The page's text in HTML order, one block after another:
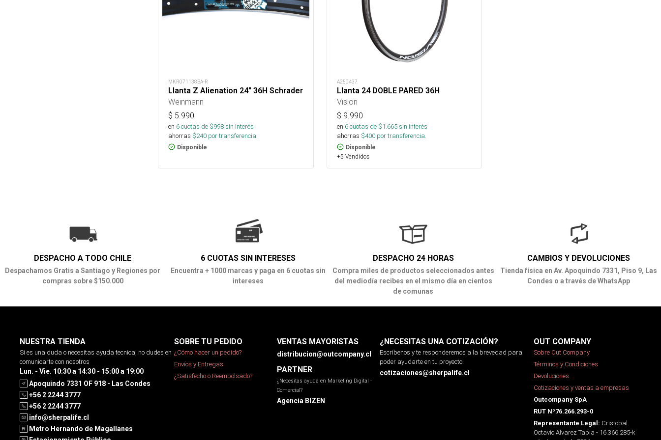
MKR071138BA-R
Llanta Z Alienation 24" 36H Schrader
Weinmann
$ 5.990
en 6cuotas de $998sin interés
ahorras $240 por transferencia.
Disponible
A250437
Llanta 24 DOBLE PARED 36H
Vision
$ 9.990
en 6cuotas de $1.665sin interés
ahorras $400por transferencia.
Disponible
+5 Vendidos
DESPACHO A TODO CHILE
Despachamos Gratis a Santiago y Regiones por
compras sobre $150.000
6 CUOTAS SIN INTERESES
Encuentra + 1000 marcas y paga en 6 cuotas sin
intereses
DESPACHO 24 HORAS
Compra miles de productos seleccionados antes
del mediodía recibes en el mismo día en cientos
de comunas
CAMBIOS Y DEVOLUCIONES
Tienda física en Av. Apoquindo 7331, Piso 9, Las
Condes o a través de WhatsApp
NUESTRA TIENDA
Si es una duda o necesitas ayuda tecnica, no dudes en
comunicarte con nosotros
Lun. - Vie. 10:30 a 14:30 - 15:00 a 19:00
Apoquindo 7331 OF 918 - Las Condes
+56 2 2244 3777
+56 2 2244 3777
info@sherpalife.cl
Metro Hernando de Magallanes
SOBRE TU PEDIDO
¿Cómo hacer un pedido?
Envíos y Entregas
¿Satisfecho o Reembolsado?
VENTAS MAYORISTAS
distribucion@outcompany.cl
PARTNER
¿Necesitas ayuda en Marketing Digital -
Comercial?
Agencia BIZEN
¿NECESITAS UNA COTIZACIÓN?
Escríbenos y te responderemos a la brevedad para
poder ayudarte en tu proyecto.
cotizaciones@sherpalife.cl
OUT COMPANY
Sobre Out Company
Términos y Condiciones
Devoluciones
Cotizaciones y ventas a empresas
Outcompany SpA
RUT Nº76.266.293-0
Representante Legal: Cristobal
Octavio Alvarez Tapia - 16.366.285-k